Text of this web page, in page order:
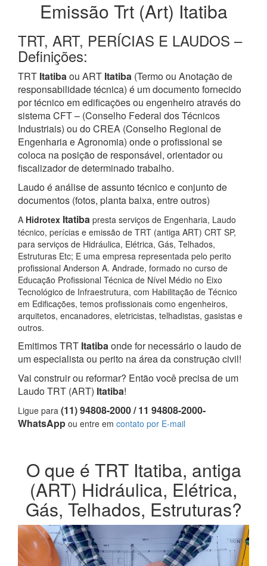
Emissão Trt (Art) Itatiba
TRT, ART, PERÍCIAS E LAUDOS –
Definições:
TRT Itatibaou ART Itatiba (Termo ou Anotação de
responsabilidade técnica) é um documento fornecido
por técnico em edificações ou engenheiro através do
sistema CFT – (Conselho Federal dos Técnicos
Industriais) ou do CREA (Conselho Regional de
Engenharia e Agronomia) onde o profissional se
coloca na posição de responsável, orientador ou
fiscalizador de determinado trabalho.
Laudo é análise de assunto técnico e conjunto de
documentos (fotos, planta baixa, entre outros)
A Hidrotex Itatiba presta serviços de Engenharia, Laudo
técnico, perícias e emissão de TRT (antiga ART) CRT SP,
para serviços de Hidráulica, Elétrica, Gás, Telhados,
Estruturas Etc; E uma empresa representada pelo perito
profissional Anderson A. Andrade, formado no curso de
Educação Profissional Técnica de Nível Médio no Eixo
Tecnológico de Infraestrutura, com Habilitação de Técnico
em Edificações, temos profissionais como engenheiros,
arquitetos, encanadores, eletricistas, telhadistas, gasistas e
outros.
Emitimos TRT Itatibaonde for necessário o laudo de
um especialista ou perito na área da construção civil!
Vai construir ou reformar? Então você precisa de um
Laudo TRT (ART) Itatiba!
Ligue para (11) 94808-2000 / 11 94808-2000-
WhatsApp ou entre em contato por E-mail
O que é TRT Itatiba, antiga
(ART) Hidráulica, Elétrica,
Gás, Telhados, Estruturas?